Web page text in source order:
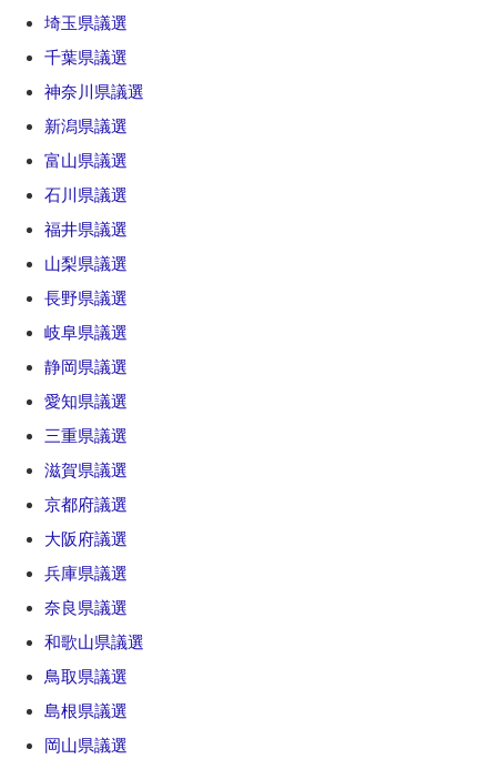
埼玉県議選
千葉県議選
神奈川県議選
新潟県議選
富山県議選
石川県議選
福井県議選
山梨県議選
長野県議選
岐阜県議選
静岡県議選
愛知県議選
三重県議選
滋賀県議選
京都府議選
大阪府議選
兵庫県議選
奈良県議選
和歌山県議選
鳥取県議選
島根県議選
岡山県議選